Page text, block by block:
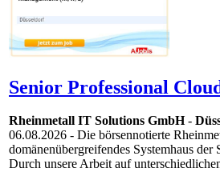
Senior Professional
Rheinmetall IT Solutions GmbH-
06.08.2026 - Die börsennotierte
domänenübergreifendes Systemhaus
Durch unsere Arbeit auf